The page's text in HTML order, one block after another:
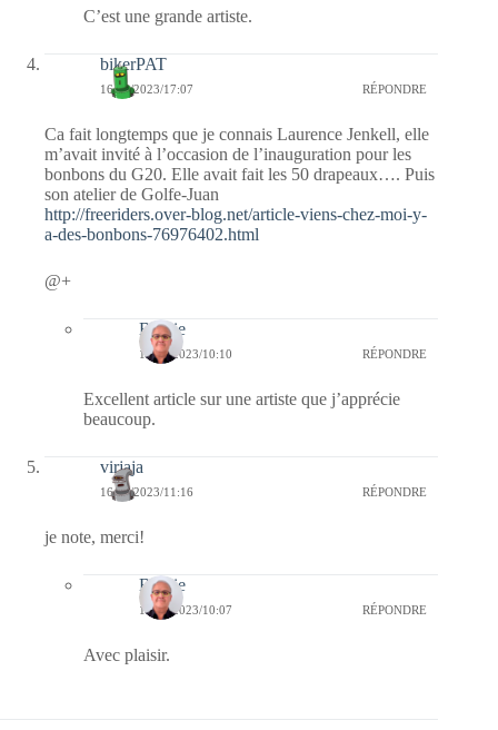
C’est une grande artiste.
bikerPAT
16/09/2023/17:07 RÉPONDRE
Ca fait longtemps que je connais Laurence Jenkell, elle
m’avait invité à l’occasion de l’inauguration pour les
bonbons du G20. Elle avait fait les 50 drapeaux…. Puis
son atelier de Golfe-Juan
http://freeriders.over-blog.net/article-viens-chez-moi-y-
a-des-bonbons-76976402.html
@+
Bernie
17/09/2023/10:10 RÉPONDRE
Excellent article sur une artiste que j’apprécie
beaucoup.
virjaja
16/09/2023/11:16 RÉPONDRE
je note, merci!
Bernie
17/09/2023/10:07 RÉPONDRE
Avec plaisir.